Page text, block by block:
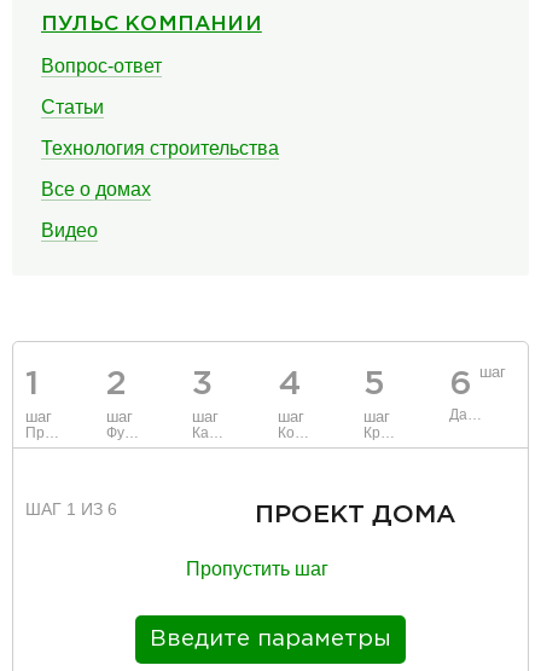
ПУЛЬС КОМПАНИИ
Вопрос-ответ
Статьи
Технология строительства
Все о домах
Видео
1
шаг
2
шаг
3
шаг
4
шаг
5
шаг
6 шаг
ШАГ 1 ИЗ 6 ПРОЕКТ ДОМА
Пропустить шаг
Введите параметры